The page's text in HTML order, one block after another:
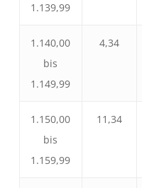
1.139,99
1.140,00
bis
1.149,99
4,34
1.150,00
bis
1.159,99
11,34